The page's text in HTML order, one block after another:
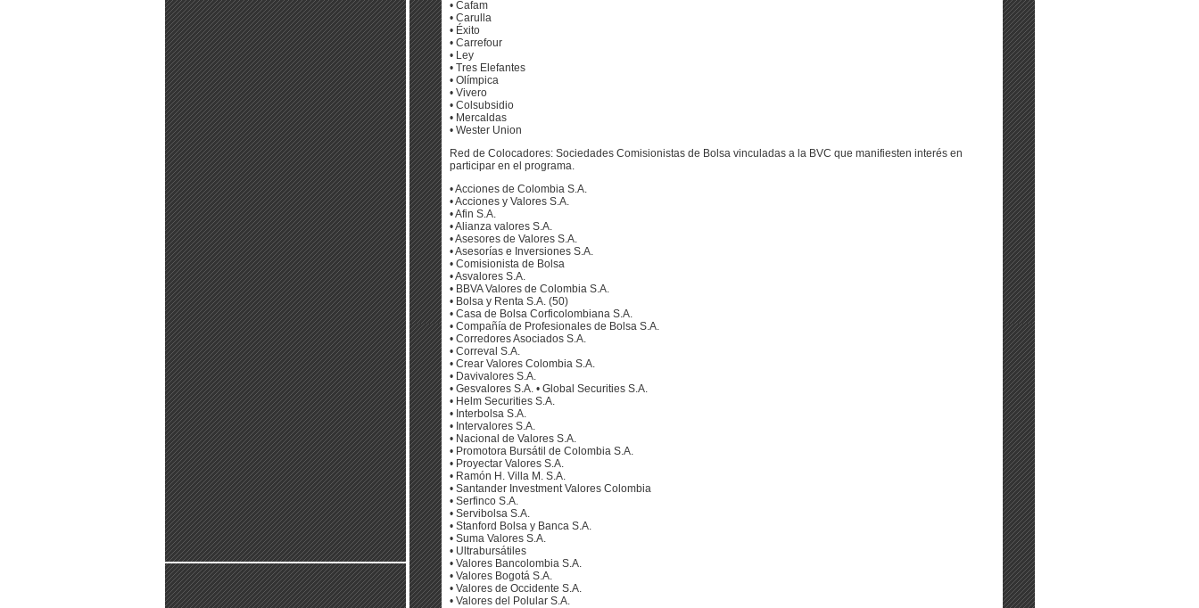
• Cafam
• Carulla
• Éxito
• Carrefour
• Ley
• Tres Elefantes
• Olímpica
• Vivero
• Colsubsidio
• Mercaldas
• Wester Union
Red de Colocadores: Sociedades Comisionistas de Bolsa vinculadas a la BVC que manifiesten interés en
participar en el programa.
• Acciones de Colombia S.A.
• Acciones y Valores S.A.
• Afin S.A.
• Alianza valores S.A.
• Asesores de Valores S.A.
• Asesorías e Inversiones S.A.
• Comisionista de Bolsa
• Asvalores S.A.
• BBVA Valores de Colombia S.A.
• Bolsa y Renta S.A. (50)
• Casa de Bolsa Corficolombiana S.A.
• Compañía de Profesionales de Bolsa S.A.
• Corredores Asociados S.A.
• Correval S.A.
• Crear Valores Colombia S.A.
• Davivalores S.A.
• Gesvalores S.A. • Global Securities S.A.
• Helm Securities S.A.
• Interbolsa S.A.
• Intervalores S.A.
• Nacional de Valores S.A.
• Promotora Bursátil de Colombia S.A.
• Proyectar Valores S.A.
• Ramón H. Villa M. S.A.
• Santander Investment Valores Colombia
• Serfinco S.A.
• Servibolsa S.A.
• Stanford Bolsa y Banca S.A.
• Suma Valores S.A.
• Ultrabursátiles
• Valores Bancolombia S.A.
• Valores Bogotá S.A.
• Valores de Occidente S.A.
• Valores del Polular S.A.